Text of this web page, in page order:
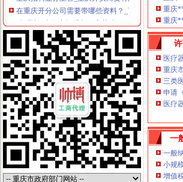
“朝天门”火锅商标维权一审获赔30万元_搜狐其它_搜
【2014年广州吉芝奴服饰有限公司重庆分公司新招
重庆快递物流：麦力快递重庆分公司加盟投资金额1-
重庆羽绒服代理,重庆羽绒服品牌,重庆羽绒服厂,重庆
朝天门火锅云南大理将添新店,成功签约开新篇_全球
大坪开分公司
九龙坡石桥铺杨家坪渝中大坪开锁公司110备案汽车
重庆市重庆市大坪双休金融客户经理/贷款顾问招聘_
1994年青川大案-搜百科
重庆市品经营企业GSP认证公示公告（第202号）-搜
重庆兴孚投资管理有限公司_【信用信息_诉讼信息_
重庆验资开户：专业代办重庆市省外公司入渝备案重
见习经理（大坪/杨家坪地区）招聘_成都满记甜品有
网站程序员_重庆雅居信息咨询有限公司招聘信息—
重庆
重庆
医疗
重庆
三类
申请
医疗
一
一般
小规
增值